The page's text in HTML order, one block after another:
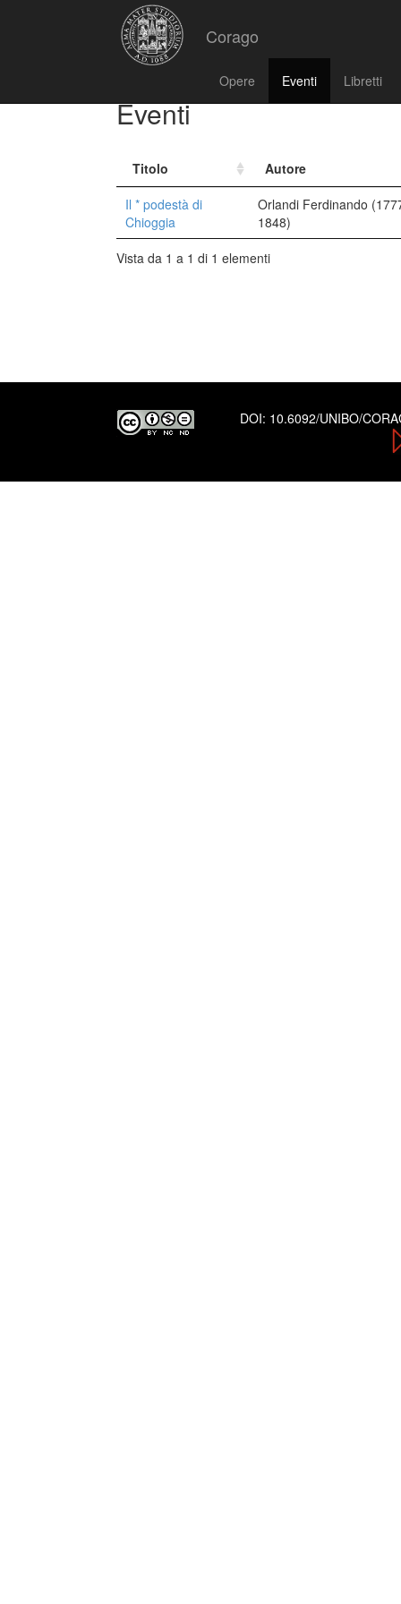
Corago
Opere Eventi Libretti
Eventi
Titolo
Autore
Il * podestà di
Chioggia
Orlandi Ferdinando
1848)
Vista da 1 a 1 di 1 elementi
DOI: 10.6092/UNIBO/